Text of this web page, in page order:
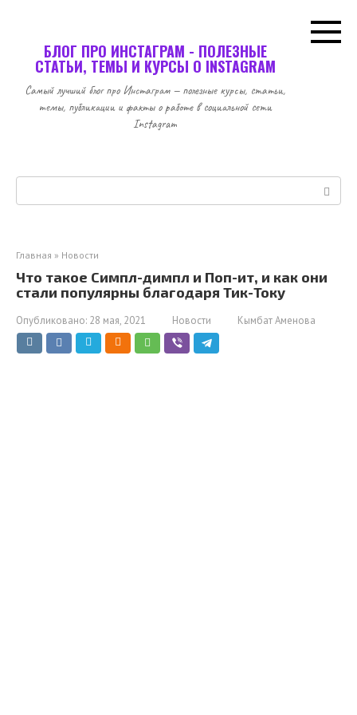
БЛОГ ПРО ИНСТАГРАМ - ПОЛЕЗНЫЕ
СТАТЬИ, ТЕМЫ И КУРСЫ О INSTAGRAM
Самый лучший блог про Инстаграм — полезные курсы, статьи,
темы, публикации и факты о работе в социальной сети
Instagram
Поиск:
Главная » Новости
Что такое Симпл-димпл и Поп-ит, и как они
стали популярны благодаря Тик-Току
Опубликовано: 28 мая, 2021 Новости Кымбат Аменова